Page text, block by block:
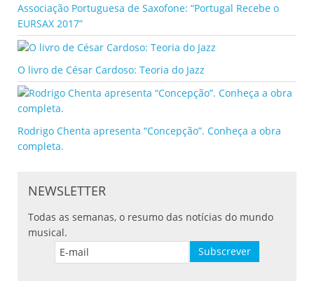
Associação Portuguesa de Saxofone: “Portugal Recebe o
EURSAX 2017”
O livro de César Cardoso: Teoria do Jazz
Rodrigo Chenta apresenta “Concepção”. Conheça a obra
completa.
NEWSLETTER
Todas as semanas, o resumo das notícias do mundo
musical.